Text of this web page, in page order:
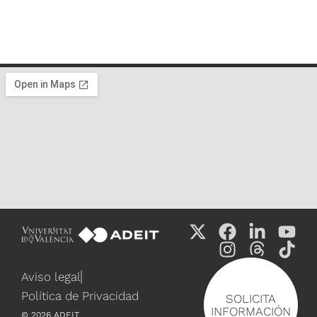
SOLICITA
INFORMACIÓN
Aviso legal
Política de Privacidad
© 2026 ADEIT